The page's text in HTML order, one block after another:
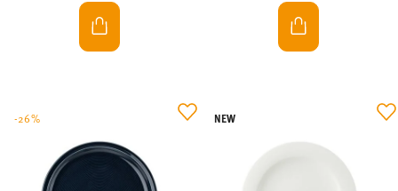
-26% NEW